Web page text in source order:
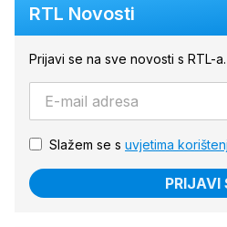
RTL Novosti
Prijavi se na sve novosti s RTL-a.
Slažem se s uvjetima
PRIJAVI